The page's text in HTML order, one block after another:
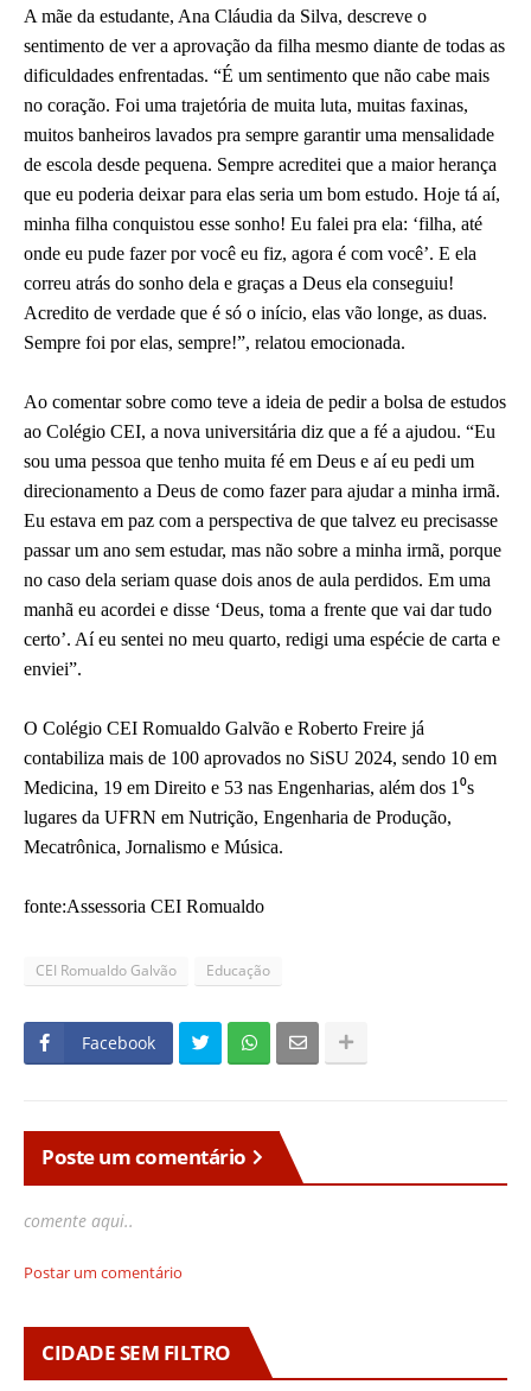
A mãe da estudante, Ana Cláudia da Silva, descreve o
sentimento de ver a aprovação da filha mesmo diante de todas as
dificuldades enfrentadas. “É um sentimento que não cabe mais
no coração. Foi uma trajetória de muita luta, muitas faxinas,
muitos banheiros lavados pra sempre garantir uma mensalidade
de escola desde pequena. Sempre acreditei que a maior herança
que eu poderia deixar para elas seria um bom estudo. Hoje tá aí,
minha filha conquistou esse sonho! Eu falei pra ela: ‘filha, até
onde eu pude fazer por você eu fiz, agora é com você’. E ela
correu atrás do sonho dela e graças a Deus ela conseguiu!
Acredito de verdade que é só o início, elas vão longe, as duas.
Sempre foi por elas, sempre!”, relatou emocionada.
Ao comentar sobre como teve a ideia de pedir a bolsa de estudos
ao Colégio CEI, a nova universitária diz que a fé a ajudou. “Eu
sou uma pessoa que tenho muita fé em Deus e aí eu pedi um
direcionamento a Deus de como fazer para ajudar a minha irmã.
Eu estava em paz com a perspectiva de que talvez eu precisasse
passar um ano sem estudar, mas não sobre a minha irmã, porque
no caso dela seriam quase dois anos de aula perdidos. Em uma
manhã eu acordei e disse ‘Deus, toma a frente que vai dar tudo
certo’. Aí eu sentei no meu quarto, redigi uma espécie de carta e
enviei”.
O Colégio CEI Romualdo Galvão e Roberto Freire já
contabiliza mais de 100 aprovados no SiSU 2024, sendo 10 em
Medicina, 19 em Direito e 53 nas Engenharias, além dos 1⁰s
lugares da UFRN em Nutrição, Engenharia de Produção,
Mecatrônica, Jornalismo e Música.
fonte:Assessoria CEI Romualdo
CEI Romualdo Galvão Educação
Facebook
Poste um comentário
comente aqui..
Postar um comentário
CIDADE SEM FILTRO